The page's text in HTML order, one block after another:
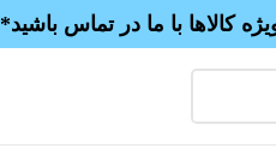
کالاها با ما در تماس باشید*